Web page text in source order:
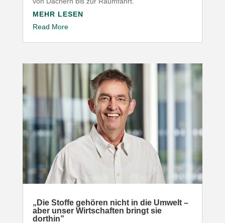
MEHR LESEN
Read More
„ Die Stoffe gehören nicht in die Umwelt –
aber unser Wirt­schaften bringt sie
dorthin”